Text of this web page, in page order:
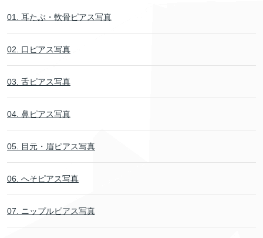
01. 耳たぶ・軟骨ピアス写真
02. 口ピアス写真
03. 舌ピアス写真
04. 鼻ピアス写真
05. 目元・眉ピアス写真
06. へそピアス写真
07. ニップルピアス写真